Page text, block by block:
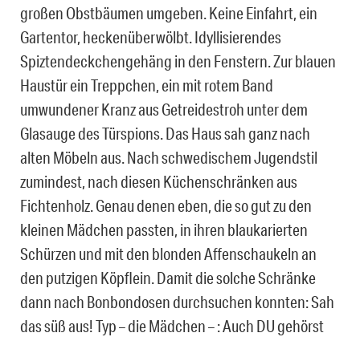
großen Obstbäumen umgeben. Keine Einfahrt, ein
Gartentor, heckenüberwölbt. Idyllisierendes
Spiztendeckchengehäng in den Fenstern. Zur blauen
Haustür ein Treppchen, ein mit rotem Band
umwundener Kranz aus Getreidestroh unter dem
Glasauge des Türspions. Das Haus sah ganz nach
alten Möbeln aus. Nach schwedischem Jugendstil
zumindest, nach diesen Küchenschränken aus
Fichtenholz. Genau denen eben, die so gut zu den
kleinen Mädchen passten, in ihren blaukarierten
Schürzen und mit den blonden Affenschaukeln an
den putzigen Köpflein. Damit die solche Schränke
dann nach Bonbondosen durchsuchen konnten: Sah
das süß aus! Typ – die Mädchen – : Auch DU gehörst